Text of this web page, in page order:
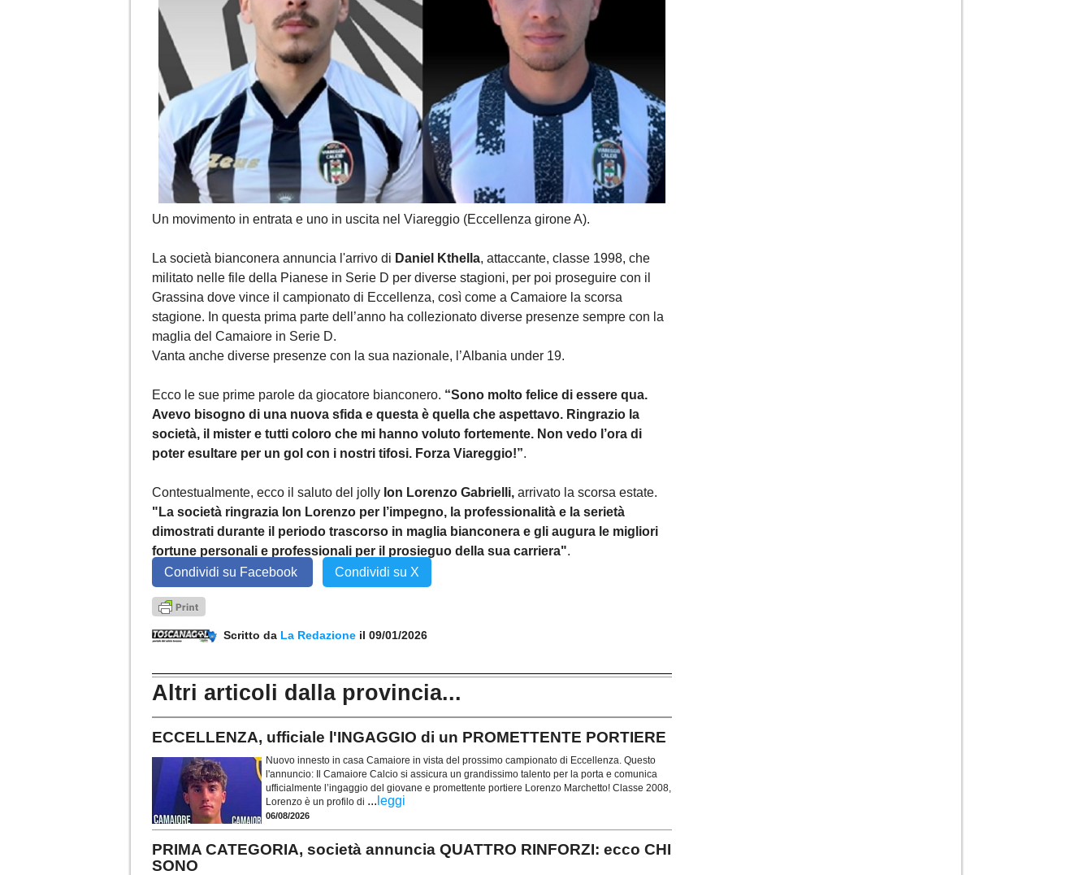
Un movimento in entrata e uno in uscita nel Viareggio (Eccellenza girone A).
La società bianconera annuncia l'arrivo di Daniel Kthella, attaccante, classe 1998, che
militato nelle file della Pianese in Serie D per diverse stagioni, per poi proseguire con il
Grassina dove vince il campionato di Eccellenza, così come a Camaiore la scorsa
stagione. In questa prima parte dell’anno ha collezionato diverse presenze sempre con la
maglia del Camaiore in Serie D.
Vanta anche diverse presenze con la sua nazionale, l’Albania under 19.
Ecco le sue prime parole da giocatore bianconero. “Sono molto felice di essere qua.
Avevo bisogno di una nuova sfida e questa è quella che aspettavo. Ringrazio la
società, il mister e tutti coloro che mi hanno voluto fortemente. Non vedo l’ora di
poter esultare per un gol con i nostri tifosi. Forza Viareggio!”.
Contestualmente, ecco il saluto del jolly Ion Lorenzo Gabrielli, arrivato la scorsa estate.
"La società ringrazia Ion Lorenzo per l’impegno, la professionalità e la serietà
dimostrati durante il periodo trascorso in maglia bianconera e gli augura le migliori
fortune personali e professionali per il prosieguo della sua carriera".
Condividi su Facebook
Condividi su X
Scritto da La Redazione il 09/01/2026
Altri articoli dalla provincia...
ECCELLENZA, ufficiale l'INGAGGIO di un PROMETTENTE PORTIERE
Nuovo innesto in casa Camaiore in vista del prossimo campionato di Eccellenza. Questo
l'annuncio: Il Camaiore Calcio si assicura un grandissimo talento per la porta e comunica
ufficialmente l’ingaggio del giovane e promettente portiere Lorenzo Marchetto! Classe 2008,
Lorenzo è un profilo di ... leggi
06/08/2026
PRIMA CATEGORIA, società annuncia QUATTRO RINFORZI: ecco CHI
SONO